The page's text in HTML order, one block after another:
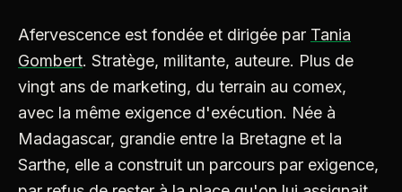
Afervescence est fondée et dirigée par Tania
Gombert. Stratège, militante, auteure. Plus de
vingt ans de marketing, du terrain au comex,
avec la même exigence d'exécution. Née à
Madagascar, grandie entre la Bretagne et la
Sarthe, elle a construit un parcours par exigence,